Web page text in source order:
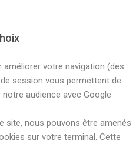
votre navigation (des
session vous permettent de
notre audience avec Google
site, nous pouvons être amenés
sur votre terminal. Cette